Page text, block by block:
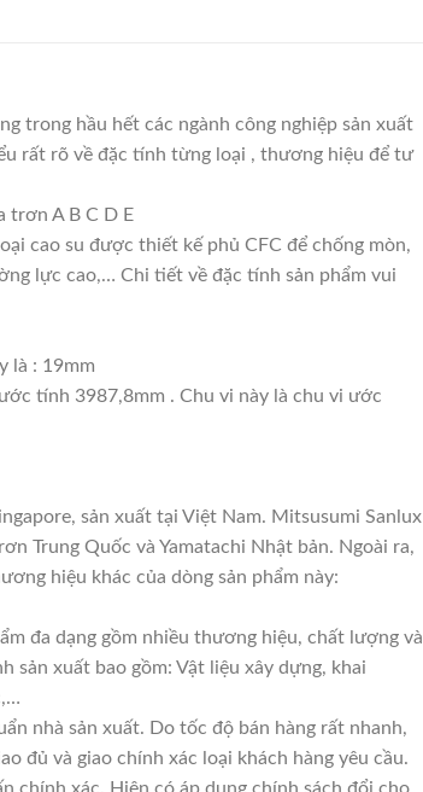
trong hầu hết các ngành công nghiệp sản xuất
rất rõ về đặc tính từng loại , thương hiệu để tư
trơn A B C D E
cao su được thiết kế phủ CFC để chống mòn,
lực cao,… Chi tiết về đặc tính sản phẩm vui
là : 19mm
tính 3987,8mm . Chu vi này là chu vi ước
sản xuất tại Việt Nam. Mitsusumi Sanlux
Trung Quốc và Yamatachi Nhật bản. Ngoài ra,
hiệu khác của dòng sản phẩm này:
đa dạng gồm nhiều thương hiệu, chất lượng và
sản xuất bao gồm: Vật liệu xây dựng, khai
nhà sản xuất. Do tốc độ bán hàng rất nhanh,
đủ và giao chính xác loại khách hàng yêu cầu.
chính xác. Hiện có áp dụng chính sách đổi cho